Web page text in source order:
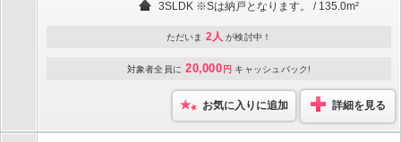
3SLDK ※Sは納戸となります。 / 135.0m²
ただいま 2人 が検討中！
対象者全員に 20,000 円 キャッシュバック!
お気に入りに追加 詳細を見る